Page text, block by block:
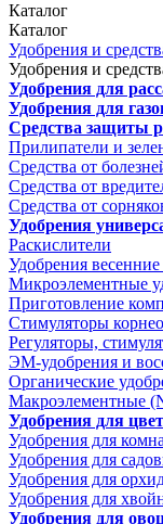
Каталог
Каталог
Удобрения и
Удобрения и
Удобрения для
Удобрения для
Средства защиты
Прилипатели и
Средства от
Средства от
Средства от
Удобрения
Раскислители
Удобрения
Микроэлементные
Приготовление
Стимуляторы
Регуляторы,
ЭМ-удобрения и
Органические
Макроэлементные
Удобрения для
Удобрения для
Удобрения для
Удобрения для
Удобрения для
Удобрения для